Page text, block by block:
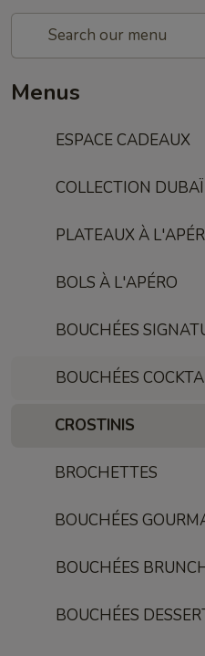
Menus
ESPACE CADEAUX
COLLECTION DUBAÏ
PLATEAUX À
BOLS À L'APÉRO
BOUCHÉES
BOUCHÉES
CROSTINIS
BROCHETTES
BOUCHÉES
BOUCHÉES
BOUCHÉES